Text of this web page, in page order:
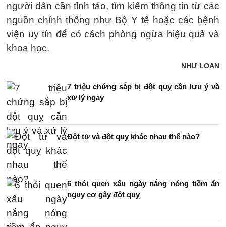
người dân cần tỉnh táo, tìm kiếm thông tin từ các
nguồn chính thống như Bộ Y tế hoặc các bệnh
viện uy tín để có cách phòng ngừa hiệu quả và
khoa học.
NHƯ LOAN
7 triệu chứng sắp bị đột quỵ cần lưu ý và
xử lý ngay
Đột tử và đột quỵ khác nhau thế nào?
6 thói quen xấu ngày nắng nóng tiềm ẩn
nguy cơ gây đột quỵ